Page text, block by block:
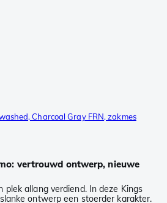
Charcoal Gray FRN, zakmes
vertrouwd ontwerp, nieuwe
plek allang verdiend. In deze Kings
ontwerp een stoerder karakter.